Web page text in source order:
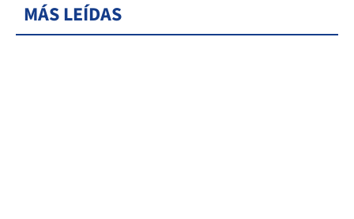
MÁS LEÍDAS